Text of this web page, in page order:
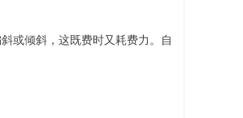
或倾斜，这既费时又耗费力。自